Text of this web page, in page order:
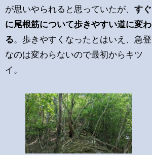
が思いやられると思っていたが、すぐ
に尾根筋について歩きやすい道に変わ
る。歩きやすくなったとはいえ、急登
なのは変わらないので最初からキツ
イ。